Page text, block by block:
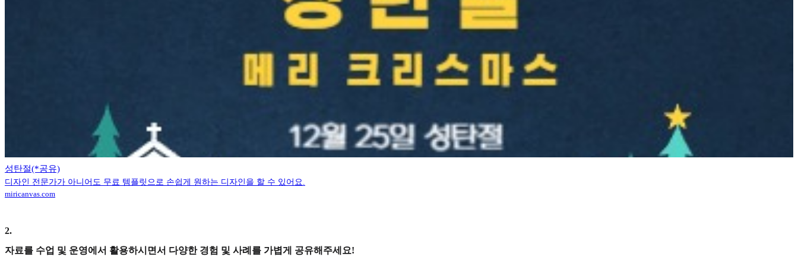
성탄절(*공유)
디자인 전문가가 아니어도 무료 템플릿으로 손쉽게 원하는 디자인을 할 수 있어요.
miricanvas.com
2.
자료를 수업 및 운영에서 활용하시면서 다양한 경험 및 사례를 가볍게 공유해주세요!